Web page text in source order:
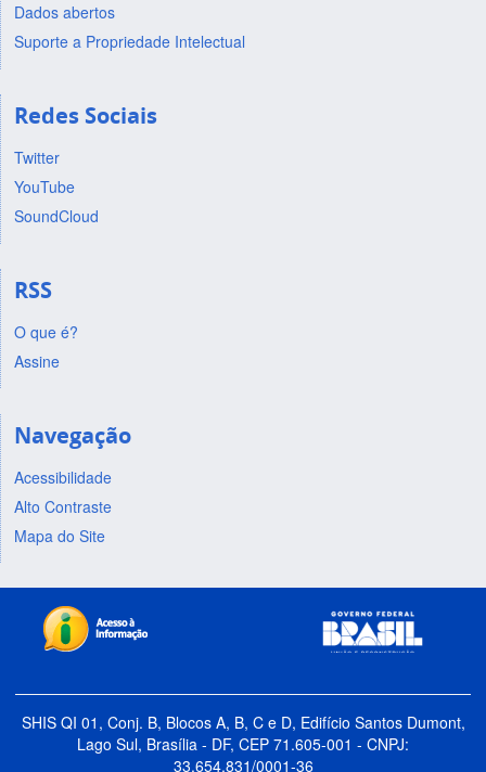
Dados abertos
Suporte a Propriedade Intelectual
Redes Sociais
Twitter
YouTube
SoundCloud
RSS
O que é?
Assine
Navegação
Acessibilidade
Alto Contraste
Mapa do Site
SHIS QI 01, Conj. B, Blocos A, B, C e D, Edifício Santos Dumont,
Lago Sul, Brasília - DF, CEP 71.605-001 - CNPJ:
33.654.831/0001-36